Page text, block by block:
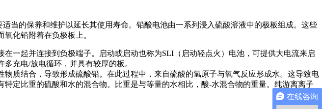
的保养和维护以延长其使用寿命。铅酸电池由一系列浸入硫酸溶液中的极板组成。这些
而氧化铅附着在负极板上。
起并连接到负极端子。启动或启动也称为SLI（启动轻点火）电池，可提供大电流来启
许多充电/放电循环，并具有较厚的板。
结合，导致形成硫酸铅。在此过程中，来自硫酸的氢原子与氧气反应形成水。这导致电
定比重的硫酸和水的混合物。比重是与等量的水相比，酸-水混合物的重量。纯游离离子
在线咨询